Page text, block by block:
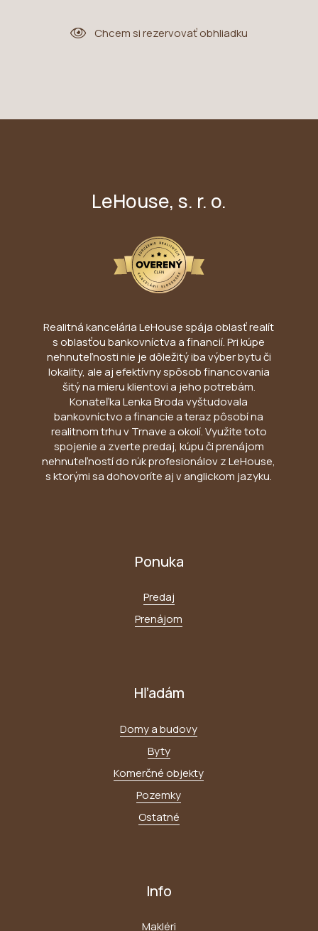
Chcem si rezervovať obhliadku
LeHouse, s. r. o.
Realitná kancelária LeHouse spája oblasť realít
s oblasťou bankovníctva a financií. Pri kúpe
nehnuteľnosti nie je dôležitý iba výber bytu či
lokality, ale aj efektívny spôsob financovania
šitý na mieru klientovi a jeho potrebám.
Konateľka Lenka Broda vyštudovala
bankovníctvo a financie a teraz pôsobí na
realitnom trhu v Trnave a okolí. Využite toto
spojenie a zverte predaj, kúpu či prenájom
nehnuteľností do rúk profesionálov z LeHouse,
s ktorými sa dohovoríte aj v anglickom jazyku.
Ponuka
Predaj
Prenájom
Hľadám
Domy a budovy
Byty
Komerčné objekty
Pozemky
Ostatné
Info
Makléri